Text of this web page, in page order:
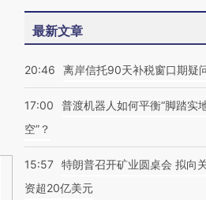
最新文章
20:46 离岸信托90天补税窗口期疑
17:00
普渡机器人如何平衡“脚踏实
空”？
15:57 特朗普召开矿业圆桌会 拟向
资超20亿美元